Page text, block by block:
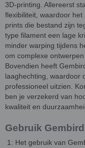
3D-printing. Allereerst
flexibiliteit, waardoor
prints die bestand zijn
type filament een lage
minder warping tijdens
om complexe
Bovendien heeft
laaghechting, waardoor
professioneel uitzien.
ben je verzekerd van
kwaliteit en
Gebruik
1: Het gebruik van